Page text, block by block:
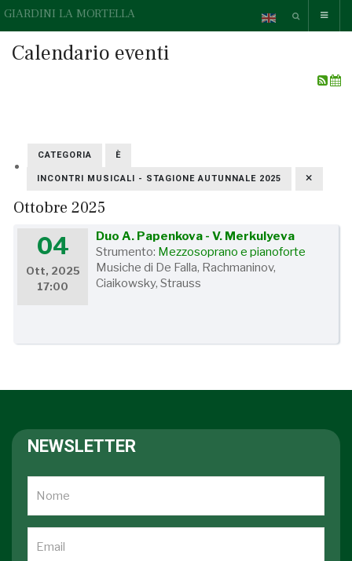
GIARDINI LA MORTELLA
Calendario eventi
CATEGORIA È
INCONTRI MUSICALI - STAGIONE AUTUNNALE 2025
Ottobre 2025
04
Ott, 2025
17:00
Duo A. Papenkova - V. Merkulyeva
Strumento: Mezzosoprano e pianoforte
Musiche di De Falla, Rachmaninov,
Ciaikowsky, Strauss
NEWSLETTER